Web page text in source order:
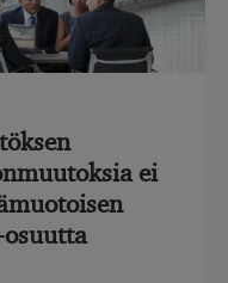
ei